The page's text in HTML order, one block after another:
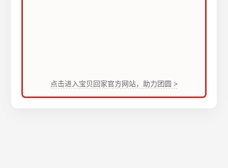
点击进入宝贝回家官方网站，助力团圆 >